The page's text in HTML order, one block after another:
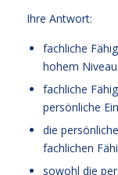
Ihre Antwort:
fachliche
hohem
fachliche
persönliche
die
fachlichen
sowohl die